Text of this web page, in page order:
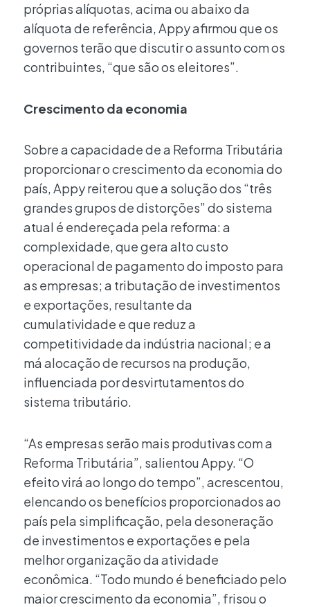
próprias alíquotas, acima ou abaixo da
alíquota de referência, Appy afirmou que os
governos terão que discutir o assunto com os
contribuintes, “que são os eleitores”.
Crescimento da economia
Sobre a capacidade de a Reforma Tributária
proporcionar o crescimento da economia do
país, Appy reiterou que a solução dos “três
grandes grupos de distorções” do sistema
atual é endereçada pela reforma: a
complexidade, que gera alto custo
operacional de pagamento do imposto para
as empresas; a tributação de investimentos
e exportações, resultante da
cumulatividade e que reduz a
competitividade da indústria nacional; e a
má alocação de recursos na produção,
influenciada por desvirtutamentos do
sistema tributário.
“As empresas serão mais produtivas com a
Reforma Tributária”, salientou Appy. “O
efeito virá ao longo do tempo”, acrescentou,
elencando os benefícios proporcionados ao
país pela simplificação, pela desoneração
de investimentos e exportações e pela
melhor organização da atividade
econômica. “Todo mundo é beneficiado pelo
maior crescimento da economia”, frisou o